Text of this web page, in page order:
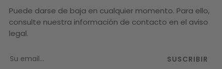
Puede darse de baja en cualquier momento. Para ello,
consulte nuestra información de contacto en el aviso
legal.
SUSCRIBIR